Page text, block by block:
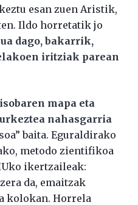
esan zuen Aristik,
Ildo horretatik jo
dago, bakarrik,
iritziak parean
isobaren mapa eta
nahasgarria
baita. Eguraldirako
metodo zientifikoa
ikertzaileak:
da, emaitzak
kolokan. Horrela